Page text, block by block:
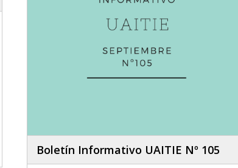
Boletín Informativo UAITIE Nº 105